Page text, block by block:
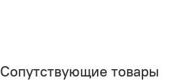
Сопутствующие товары